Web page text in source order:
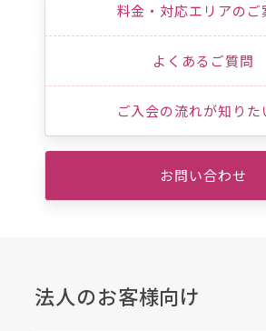
料金・対応エリアのご
よくあるご質問
ご入会の流れが知りた
お問い合わせ
法人のお客様向け